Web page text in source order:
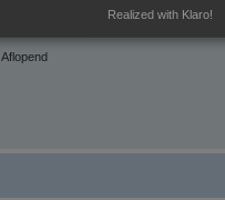
Aflopend
Realized with Klaro!